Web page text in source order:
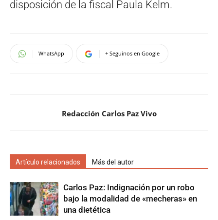
disposición de la fiscal Paula Kelm.
WhatsApp + Seguinos en Google
Redacción Carlos Paz Vivo
Artículo relacionados Más del autor
Carlos Paz: Indignación por un robo
bajo la modalidad de «mecheras» en
una dietética